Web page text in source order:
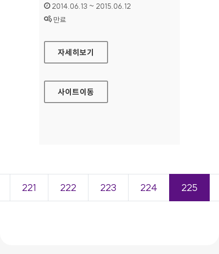
인증기간 :
2014.06.13 ~ 2015.06.12
상태 :
만료
국립서울병원 홈페이지
자세히보기
사이트이동
221 222 223 224 225